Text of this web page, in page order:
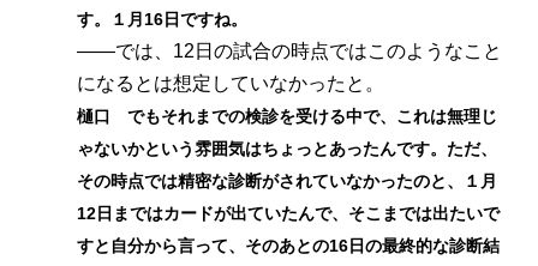
す。１月16日ですね。
――では、12日の試合の時点ではこのようなこと
になるとは想定していなかったと。
樋口 でもそれまでの検診を受ける中で、これは無理じ
ゃないかという雰囲気はちょっとあったんです。ただ、
その時点では精密な診断がされていなかったのと、１月
12日まではカードが出ていたんで、そこまでは出たいで
すと自分から言って、そのあとの16日の最終的な診断結